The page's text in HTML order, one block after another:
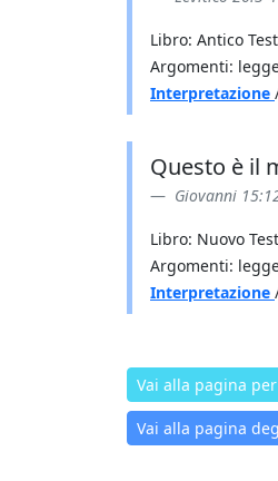
Libro: Antico
Argomenti:
Interpretazione
Questo è il
Giovanni
Libro: Nuovo
Argomenti:
Interpretazione
Vai alla pagina
Vai alla pagina